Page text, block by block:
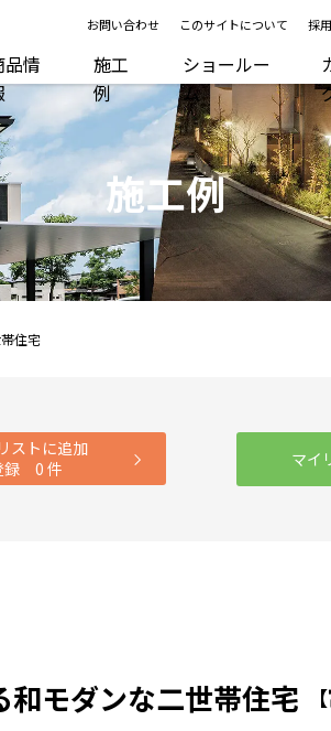
お問い合わせ このサイトについて 採
品情
施工
例
ショールー
ム
施工例
住宅
ストに追加
録0 件 マイ
モダンな二世帯住宅